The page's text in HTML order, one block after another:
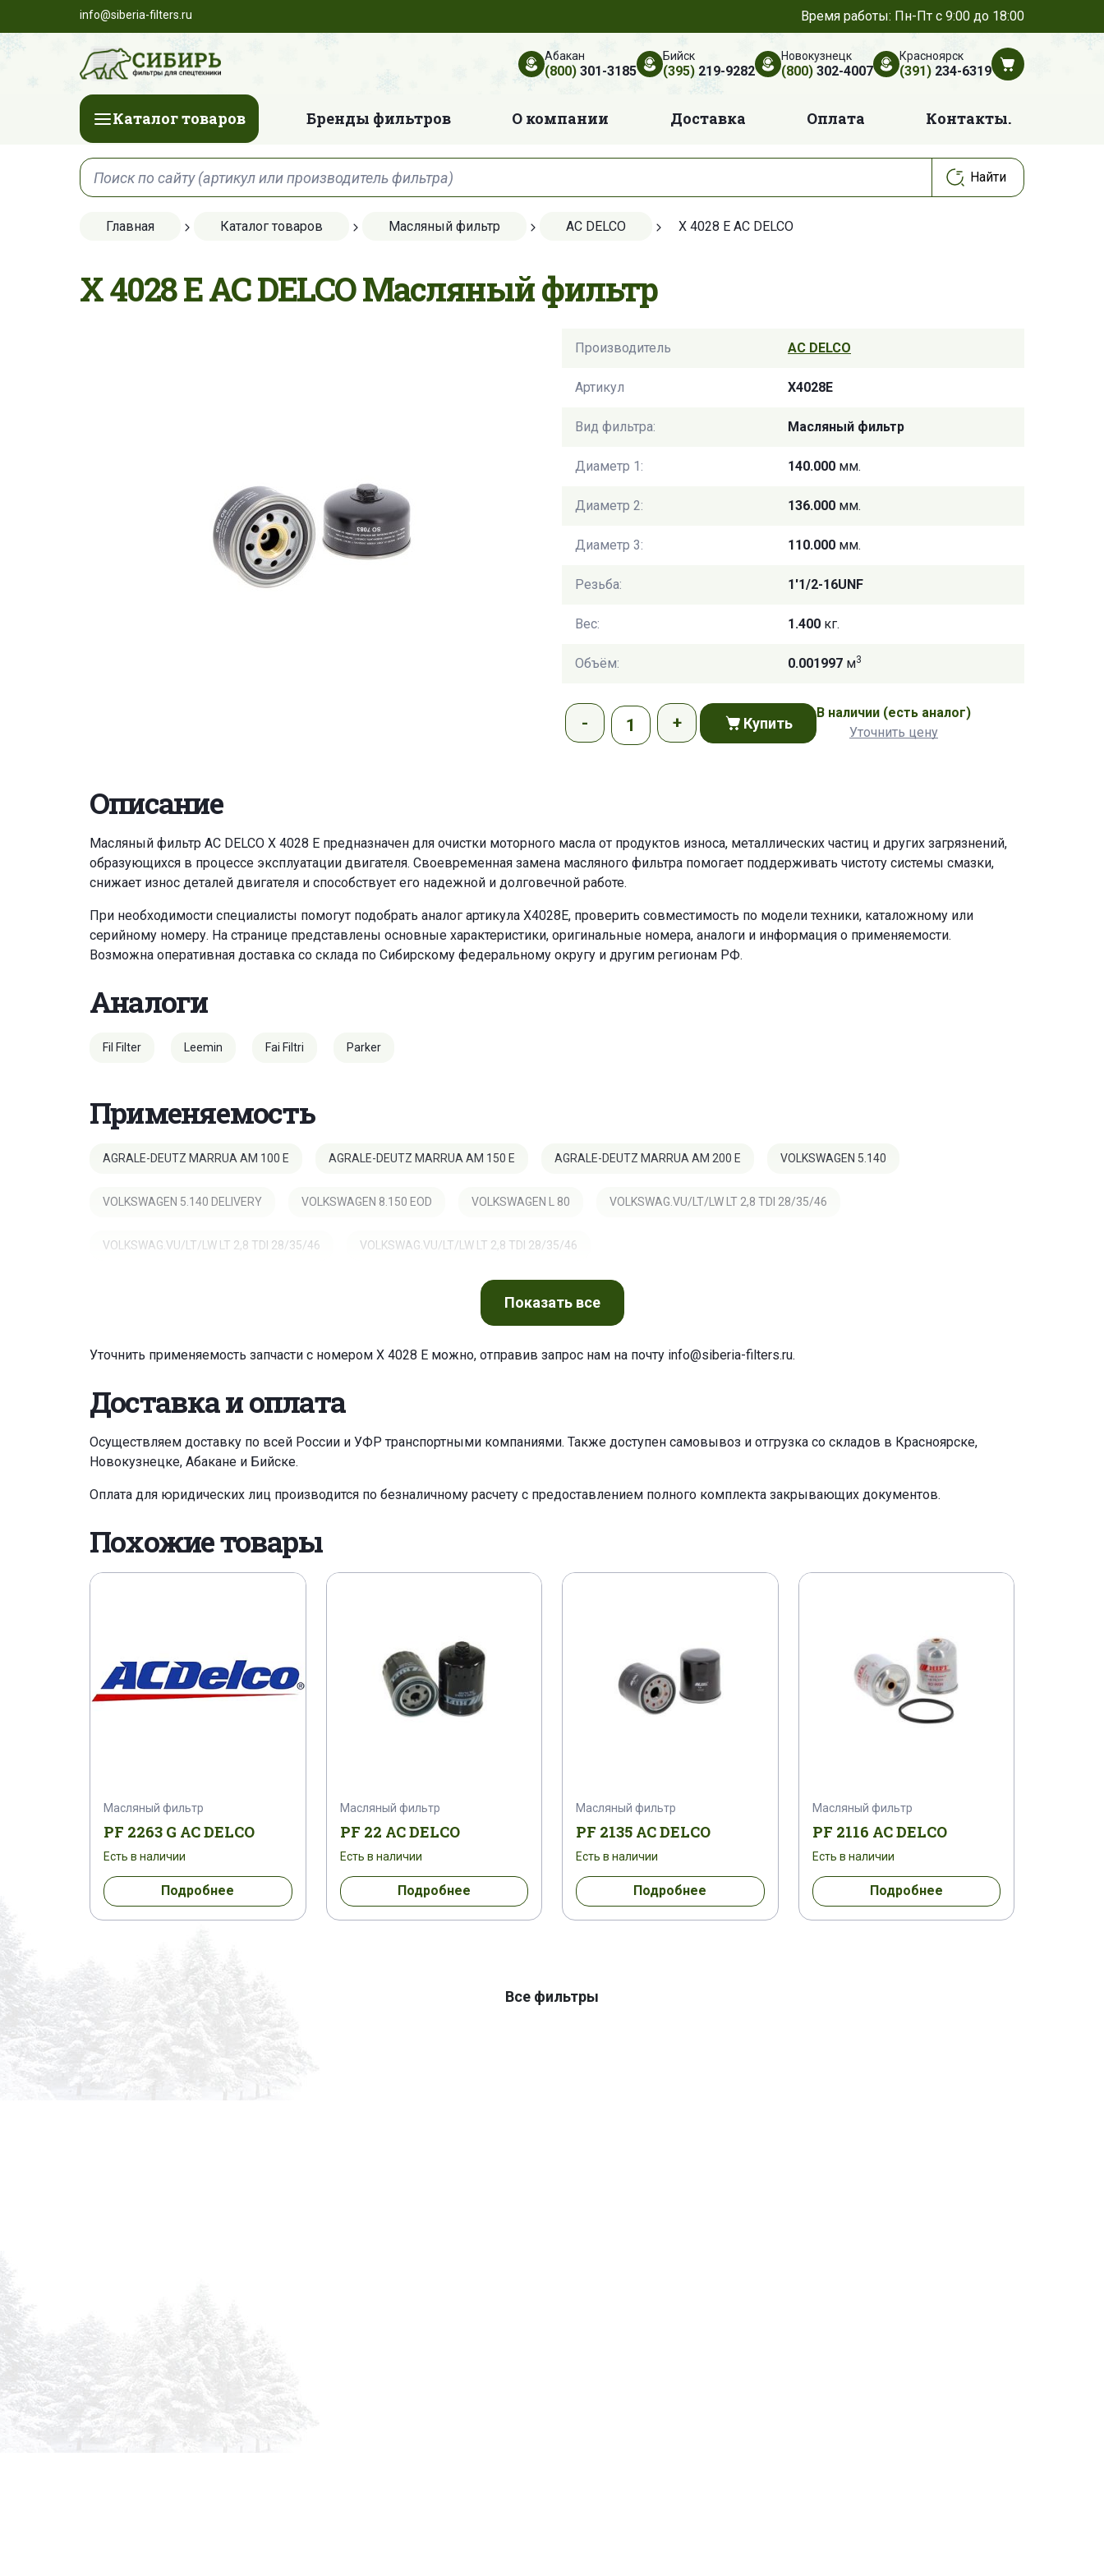
info@siberia-filters.ru Время работы: Пн-Пт с 9:00 до 18:00
Абакан
(800)301-3185
Бийск
(395)219-9282
Новокузнецк
(800)302-4007
Красноярск
(391)234-6319
Каталог товаров Бренды фильтров О компании Доставка Оплата Контакты.
Главная Каталог товаров Масляный фильтр AC DELCO X 4028 E AC DELCO
X 4028 E AC DELCO Масляный фильтр
Производитель AC DELCO
Артикул X4028E
Вид фильтра: Масляный фильтр
Диаметр 1: 140.000 мм.
Диаметр 2: 136.000 мм.
Диаметр 3: 110.000 мм.
Резьба: 1'1/2-16UNF
Вес: 1.400 кг.
Объём: 0.001997 м3
Купить
В наличии (есть аналог)
Уточнить цену
Описание
Масляный фильтр AC DELCO X 4028 E предназначен для очистки моторного масла от продуктов износа, металлических частиц и других загрязнений,
образующихся в процессе эксплуатации двигателя. Своевременная замена масляного фильтра помогает поддерживать чистоту системы смазки,
снижает износ деталей двигателя и способствует его надежной и долговечной работе.
При необходимости специалисты помогут подобрать аналог артикула X4028E, проверить совместимость по модели техники, каталожному или
серийному номеру. На странице представлены основные характеристики, оригинальные номера, аналоги и информация о применяемости.
Возможна оперативная доставка со склада по Сибирскому федеральному округу и другим регионам РФ.
Аналоги
Fil Filter Leemin Fai Filtri Parker
Применяемость
AGRALE-DEUTZ MARRUA AM 100 E AGRALE-DEUTZ MARRUA AM 150 E AGRALE-DEUTZ MARRUA AM 200 E VOLKSWAGEN 5.140
VOLKSWAGEN 5.140 DELIVERY VOLKSWAGEN 8.150 EOD VOLKSWAGEN L 80 VOLKSWAG.VU/LT/LW LT 2,8 TDI 28/35/46
VOLKSWAG.VU/LT/LW LT 2,8 TDI 28/35/46 VOLKSWAG.VU/LT/LW LT 2,8 TDI 28/35/46
Показатьвсе
Уточнить применяемость запчасти с номером X 4028 E можно, отправив запрос нам на почту info@siberia-filters.ru.
Доставка и оплата
Осуществляем доставку по всей России и УФР транспортными компаниями. Также доступен самовывоз и отгрузка со складов в Красноярске,
Новокузнецке, Абакане и Бийске.
Оплата для юридических лиц производится по безналичному расчету с предоставлением полного комплекта закрывающих документов.
Похожие товары
Масляный фильтр
PF 2263 G AC DELCO
Есть в наличии
Подробнее
Масляный фильтр
PF 22 AC DELCO
Есть в наличии
Подробнее
Масляный фильтр
PF 2135 AC DELCO
Есть в наличии
Подробнее
Масляный фильтр
PF 2116 AC DELCO
Есть в наличии
Подробнее
Все фильтры